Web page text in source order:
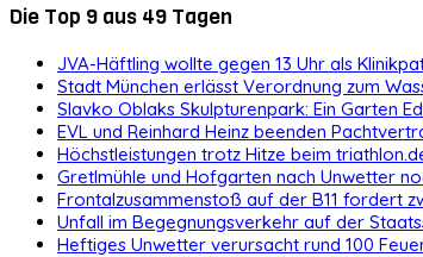
Die Top 9 aus 49 Tagen
JVA-Häftling wollte gegen 13 Uhr als
Stadt München erlässt Verordnung zum
Slavko Oblaks Skulpturenpark: Ein Garten
EVL und Reinhard Heinz beenden
Höchstleistungen trotz Hitze beim
Gretlmühle und Hofgarten nach Unwetter
Frontalzusammenstoß auf der B11 fordert
Unfall im Begegnungsverkehr auf der
Heftiges Unwetter verursacht rund 100